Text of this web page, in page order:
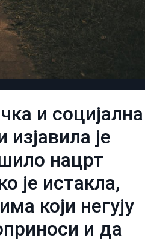
и социјална
је
нацрт
је истакла,
који негују
и да